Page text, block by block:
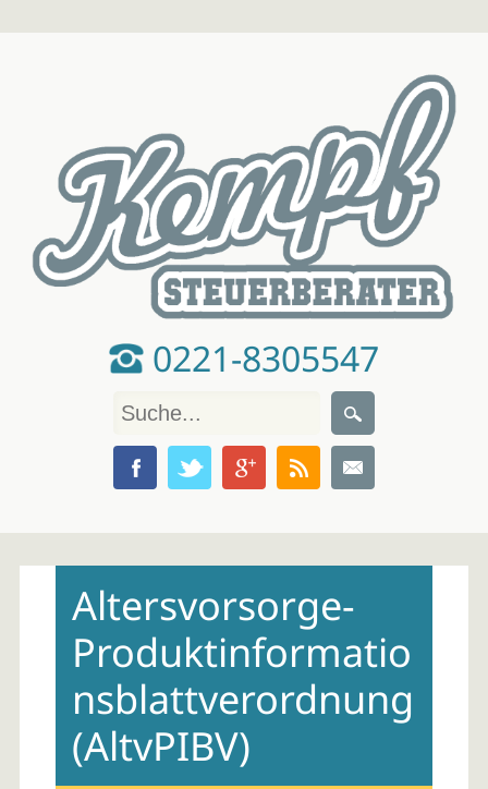
0221-8305547
contentAltersvorsorge-
Produktinformatio
nsblattverordnung
(AltvPIBV)